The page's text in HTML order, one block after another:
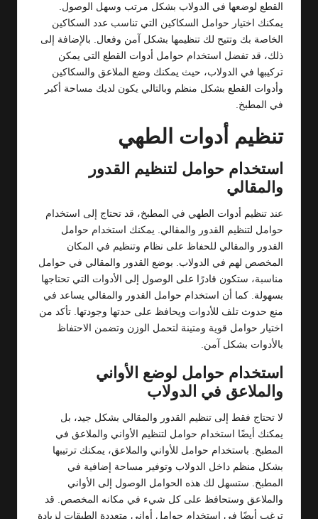
القطع لوضعها في الدولاب بشكل مرتب وسهل الوصول.
يمكنك اختيار حوامل السكاكين التي تناسب عدد السكاكين
الخاصة بك وتتيح لك تنظيمها بشكل آمن وفعال. بالإضافة إلى
ذلك، قد تفضل استخدام حوامل أدوات القطع التي يمكن
تركيبها في الدولاب، حيث يمكنك وضع الملاعق والسكاكين
وأدوات القطع بشكل منظم وبالتالي يكون لديك مساحة أكبر
في المطبخ.
تنظيم أدوات الطهي
استخدام حوامل لتنظيم القدور
والمقالي
عند تنظيم أدوات الطهي في المطبخ، قد تحتاج إلى استخدام
حوامل لتنظيم القدور والمقالي. يمكنك استخدام حوامل
القدور والمقالي للحفاظ على نظام وتنظيم في المكان
المخصص لهم في الدولاب. بوضع القدور والمقالي في حوامل
مناسبة، ستكون قادرًا على الوصول إلى الأدوات التي تحتاجها
بسهولة. كما أن استخدام حوامل القدور والمقالي يساعد في
منع حدوث تلف للأدوات ويحافظ على حدتها وجودتها. تأكد من
اختيار حوامل قوية ومتينة لتحمل الوزن وتضمن الاحتفاظ
بالأدوات بشكل آمن.
استخدام حوامل لوضع الأواني
والملاعق في الدولاب
لا تحتاج فقط إلى تنظيم القدور والمقالي بشكل جيد، بل
يمكنك أيضًا استخدام حوامل لتنظيم الأواني والملاعق في
المطبخ. باستخدام حوامل للأواني والملاعق، يمكنك ترتيبها
بشكل منظم داخل الدولاب وتوفير مساحة إضافية في
المطبخ. ستسهل لك هذه الحوامل الوصول إلى الأواني
والملاعق وستحافظ على كل شيء في مكانه المخصص. قد
ترغب أيضًا في استخدام حوامل أواني متعددة الطبقات لزيادة